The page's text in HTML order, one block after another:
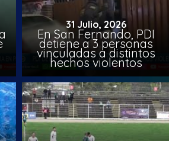
31 Julio, 2026
En San Fernando, PDI
detiene a 3 personas
vinculadas a distintos
hechos violentos